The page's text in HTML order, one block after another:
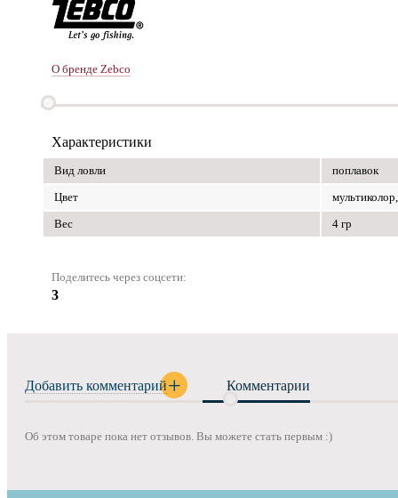
О бренде Zebco
Характеристики
Вид ловли
поплавок
Цвет
Вес
4 гр
Поделитесь через соцсети:
3
Добавить комментарий Комментарии
Об этом товаре пока нет отзывов. Вы можете стать первым :)